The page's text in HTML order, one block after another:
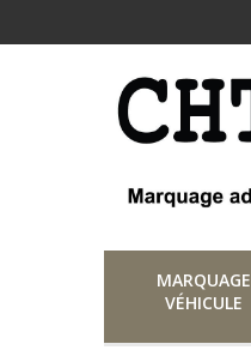
MARQUAGE
VÉHICULE